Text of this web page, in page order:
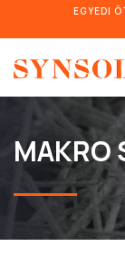
EGYEDI
MAKRO